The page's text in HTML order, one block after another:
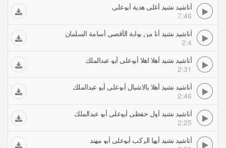
أناشيد نشيد أغلى هدية أبوعلي
7:46
أناشيد نشيد أنا من بوابة الأقصى أسامة السلمان
2:4
أناشيد نشيد أهلا اهلا أبوعلي أبو عبدالملك
2:31
أناشيد نشيد أهلا بالاشبال أبوعلي أبو عبدالملك
2:46
أناشيد نشيد أول حفظي أبوعلي أبو عبدالملك
2:25
أناشيد نشيد أيها الركب أبوعلي أبو مهند